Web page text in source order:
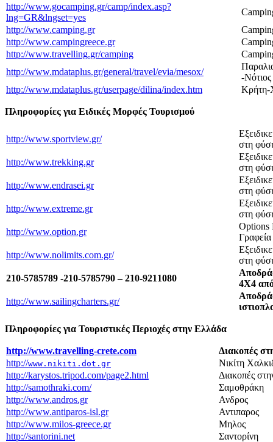
http://www.gocamping.gr/camp/index.asp?
lng=GR&lngset=yes
http://www.camping.gr
http://www.campingreece.gr
http://www.travelling.gr/camping
http://www.mdataplus.gr/general/travel/evia/mesox/
-
http://www.mdataplus.gr/userpage/dilina/index.htm
Κρήτη-
Πληροφορίες για Ειδικές Μορφές Τουρισμού
http://www.sportview.gr/
στη
http://www.trekking.gr
στη
http://www.endrasei.gr
στη
http://www.extreme.gr
στη
http://www.option.gr
Options
http://www.nolimits.com.gr/
στη
210-5785789 -210-5785790 – 210-9211080
4Χ4
http://www.sailingcharters.gr/
Πληροφορίες για Τουριστικές Περιοχές στην Ελλάδα
http://www.travelling-crete.com
Διακοπές
http://www.nikiti.dot.gr
Νικίτη
http://karystos.tripod.com/page2.html
Διακοπές
http://samothraki.com/
Σαμοθράκη
http://www.andros.gr
Ανδρος
http://www.antiparos-isl.gr
Αντιπαρος
http://www.milos-greece.gr
Μηλος
http://santorini.net
Σαντορίνη